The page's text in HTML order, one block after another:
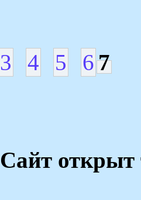
3 4 5 67
Сайт открыт